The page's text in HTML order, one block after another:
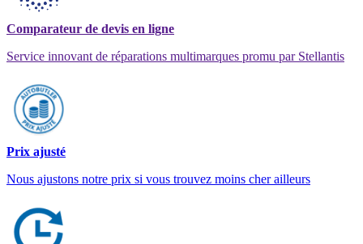
Comparateur de devis en ligne
Service innovant de réparations multimarques promu par Stellantis
Prix ajusté
Nous ajustons notre prix si vous trouvez moins cher ailleurs